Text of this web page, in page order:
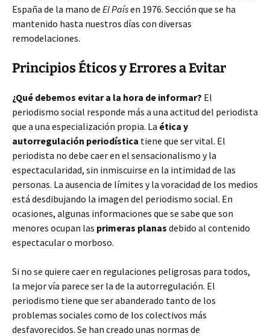
España de la mano de El Paísen 1976. Sección que se ha
mantenido hasta nuestros días con diversas
remodelaciones.
Principios Éticos y Errores a Evitar
¿Qué debemos evitar a la hora de informar? El
periodismo social responde más a una actitud del periodista
que a una especialización propia. La ética y
autorregulación periodística tiene que ser vital. El
periodista no debe caer en el sensacionalismo y la
espectacularidad, sin inmiscuirse en la intimidad de las
personas. La ausencia de límites y la voracidad de los medios
está desdibujando la imagen del periodismo social. En
ocasiones, algunas informaciones que se sabe que son
menores ocupan las primeras planas debido al contenido
espectacular o morboso.
Si no se quiere caer en regulaciones peligrosas para todos,
la mejor vía parece ser la de la autorregulación. El
periodismo tiene que ser abanderado tanto de los
problemas sociales como de los colectivos más
desfavorecidos. Se han creado unas normas de